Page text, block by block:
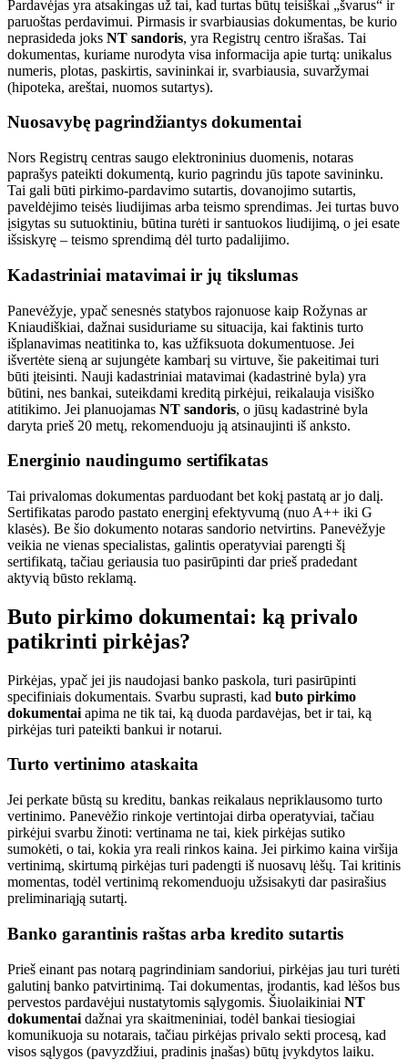
Pardavėjas yra atsakingas už tai, kad turtas būtų teisiškai „švarus“ ir
paruoštas perdavimui. Pirmasis ir svarbiausias dokumentas, be kurio
neprasideda joks NT sandoris, yra Registrų centro išrašas. Tai
dokumentas, kuriame nurodyta visa informacija apie turtą: unikalus
numeris, plotas, paskirtis, savininkai ir, svarbiausia, suvaržymai
(hipoteka, areštai, nuomos sutartys).
Nuosavybę pagrindžiantys dokumentai
Nors Registrų centras saugo elektroninius duomenis, notaras
paprašys pateikti dokumentą, kurio pagrindu jūs tapote savininku.
Tai gali būti pirkimo-pardavimo sutartis, dovanojimo sutartis,
paveldėjimo teisės liudijimas arba teismo sprendimas. Jei turtas buvo
įsigytas su sutuoktiniu, būtina turėti ir santuokos liudijimą, o jei esate
išsiskyrę – teismo sprendimą dėl turto padalijimo.
Kadastriniai matavimai ir jų tikslumas
Panevėžyje, ypač senesnės statybos rajonuose kaip Rožynas ar
Kniaudiškiai, dažnai susiduriame su situacija, kai faktinis turto
išplanavimas neatitinka to, kas užfiksuota dokumentuose. Jei
išvertėte sieną ar sujungėte kambarį su virtuve, šie pakeitimai turi
būti įteisinti. Nauji kadastriniai matavimai (kadastrinė byla) yra
būtini, nes bankai, suteikdami kreditą pirkėjui, reikalauja visiško
atitikimo. Jei planuojamas NT sandoris, o jūsų kadastrinė byla
daryta prieš 20 metų, rekomenduoju ją atsinaujinti iš anksto.
Energinio naudingumo sertifikatas
Tai privalomas dokumentas parduodant bet kokį pastatą ar jo dalį.
Sertifikatas parodo pastato energinį efektyvumą (nuo A++ iki G
klasės). Be šio dokumento notaras sandorio netvirtins. Panevėžyje
veikia ne vienas specialistas, galintis operatyviai parengti šį
sertifikatą, tačiau geriausia tuo pasirūpinti dar prieš pradedant
aktyvią būsto reklamą.
Buto pirkimo dokumentai: ką privalo
patikrinti pirkėjas?
Pirkėjas, ypač jei jis naudojasi banko paskola, turi pasirūpinti
specifiniais dokumentais. Svarbu suprasti, kad buto pirkimo
dokumentai apima ne tik tai, ką duoda pardavėjas, bet ir tai, ką
pirkėjas turi pateikti bankui ir notarui.
Turto vertinimo ataskaita
Jei perkate būstą su kreditu, bankas reikalaus nepriklausomo turto
vertinimo. Panevėžio rinkoje vertintojai dirba operatyviai, tačiau
pirkėjui svarbu žinoti: vertinama ne tai, kiek pirkėjas sutiko
sumokėti, o tai, kokia yra reali rinkos kaina. Jei pirkimo kaina viršija
vertinimą, skirtumą pirkėjas turi padengti iš nuosavų lėšų. Tai kritinis
momentas, todėl vertinimą rekomenduoju užsisakyti dar pasirašius
preliminariąją sutartį.
Banko garantinis raštas arba kredito sutartis
Prieš einant pas notarą pagrindiniam sandoriui, pirkėjas jau turi turėti
galutinį banko patvirtinimą. Tai dokumentas, įrodantis, kad lėšos bus
pervestos pardavėjui nustatytomis sąlygomis. Šiuolaikiniai NT
dokumentai dažnai yra skaitmeniniai, todėl bankai tiesiogiai
komunikuoja su notarais, tačiau pirkėjas privalo sekti procesą, kad
visos sąlygos (pavyzdžiui, pradinis įnašas) būtų įvykdytos laiku.